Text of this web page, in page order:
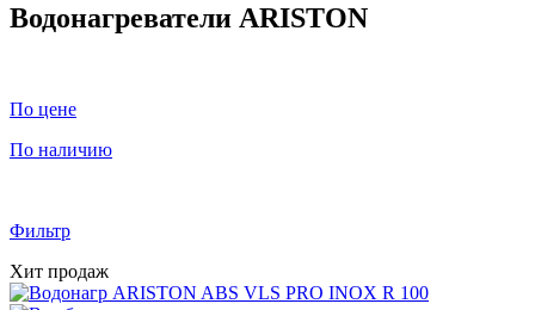
Водонагреватели ARISTON
По цене
По наличию
Фильтр
Хит продаж